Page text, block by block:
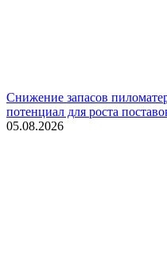
Снижение запасов
потенциал для роста
05.08.2026